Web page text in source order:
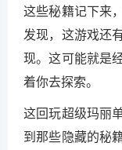
这些秘籍记下来
发现，这游戏还
现。这可能就是
着你去探索。
这回玩超级玛丽
到那些隐藏的秘